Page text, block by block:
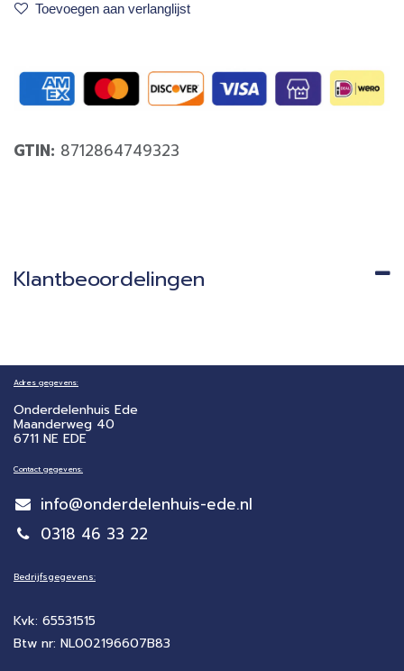
Toevoegen aan verlanglijst
GTIN: 8712864749323
Klantbeoordelingen
Adres gegevens:
Onderdelenhuis Ede
Maanderweg 40
6711 NE EDE
Contact gegevens:
info@onderdelenhuis-ede.nl
0318 46 33 22
Bedrijfsgegevens:
Kvk: 65531515
Btw nr: NL002196607B83